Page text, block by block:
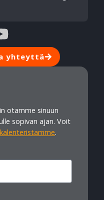
yhteyttä
otamme sinuun
sopivan ajan. Voit
kalenteristamme.